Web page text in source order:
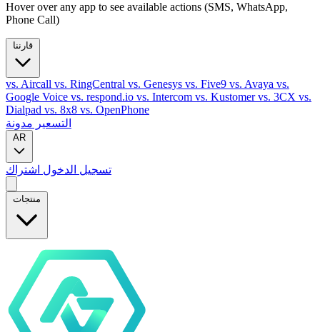
Hover over any app to see available actions (SMS, WhatsApp,
Phone Call)
vs. Aircall vs. RingCentral vs. Genesys vs. Five9 vs. Avaya vs.
Google Voice vs. respond.io vs. Intercom vs. Kustomervs. 3CX vs.
Dialpad vs. 8x8 vs. OpenPhone
التسعير مدونة
AR
تسجيل الدخول اشتراك
منتجات